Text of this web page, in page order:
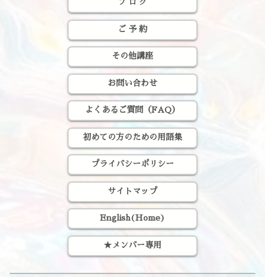
ブ ロ グ
ご 予 約
その他講座
お問い合わせ
よくあるご質問（FAQ）
初めての方のための用語集
プライバシーポリシー
サイトマップ
English(Home)
★メンバー専用